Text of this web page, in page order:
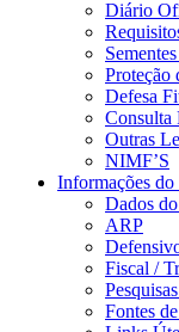
Diário
Proteção
Defesa
Consulta
Outras
NIMF’S
Informações do
Dados
ARP
Fiscal /
Fontes